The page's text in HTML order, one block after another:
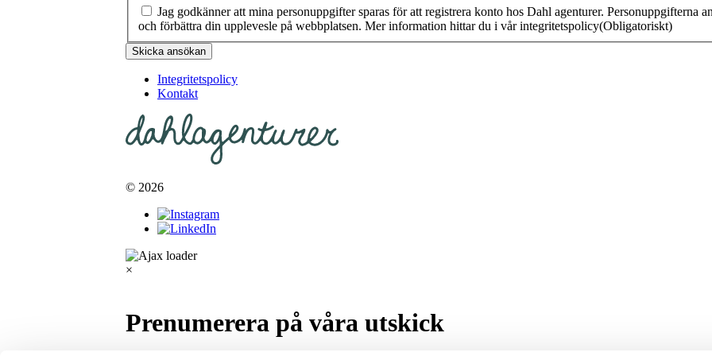
Jag godkänner att mina personuppgifter sparas för att registrera konto hos Dahl agenturer. Personuppgifterna
och förbättra din upplevesle på webbplatsen. Mer information hittar du i vår integritetspolicy(Obligatoriskt)
Skicka ansökan
Integritetspolicy
Kontakt
© 2026
×
Prenumerera på våra utskick